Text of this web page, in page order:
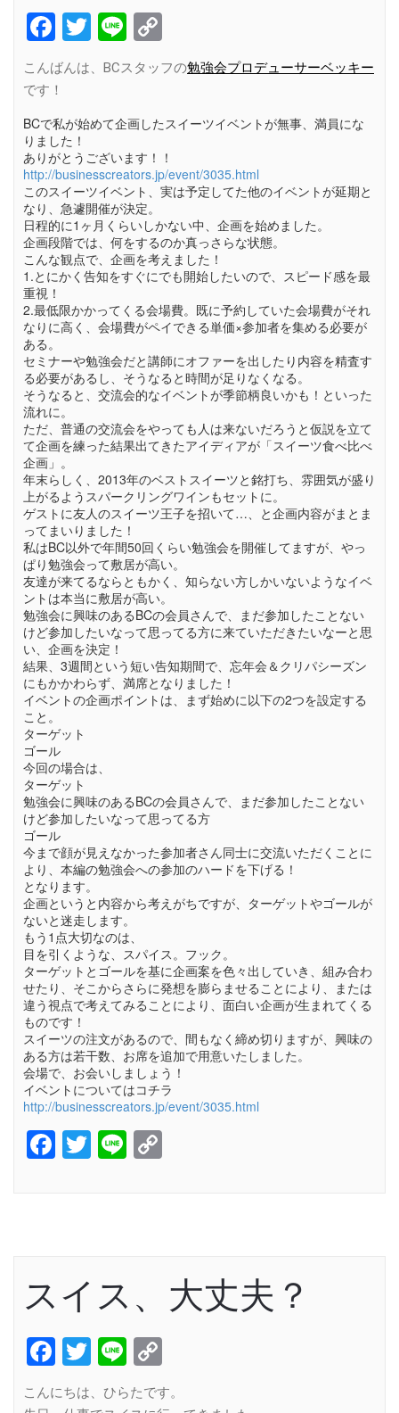
Facebook
Twitter
Line
Link
こんばんは、BCスタッフの勉強会プロデューサーベッキー
です！
BCで私が始めて企画したスイーツイベントが無事、満員にな
りました！
ありがとうございます！！
http://businesscreators.jp/event/3035.html
このスイーツイベント、実は予定してた他のイベントが延期と
なり、急遽開催が決定。
日程的に1ヶ月くらいしかない中、企画を始めました。
企画段階では、何をするのか真っさらな状態。
こんな観点で、企画を考えました！
1.とにかく告知をすぐにでも開始したいので、スピード感を最
重視！
2.最低限かかってくる会場費。既に予約していた会場費がそれ
なりに高く、会場費がペイできる単価×参加者を集める必要が
ある。
セミナーや勉強会だと講師にオファーを出したり内容を精査す
る必要があるし、そうなると時間が足りなくなる。
そうなると、交流会的なイベントが季節柄良いかも！といった
流れに。
ただ、普通の交流会をやっても人は来ないだろうと仮説を立て
て企画を練った結果出てきたアイディアが「スイーツ食べ比べ
企画」。
年末らしく、2013年のベストスイーツと銘打ち、雰囲気が盛り
上がるようスパークリングワインもセットに。
ゲストに友人のスイーツ王子を招いて…、と企画内容がまとま
ってまいりました！
私はBC以外で年間50回くらい勉強会を開催してますが、やっ
ぱり勉強会って敷居が高い。
友達が来てるならともかく、知らない方しかいないようなイベ
ントは本当に敷居が高い。
勉強会に興味のあるBCの会員さんで、まだ参加したことない
けど参加したいなって思ってる方に来ていただきたいなーと思
い、企画を決定！
結果、3週間という短い告知期間で、忘年会＆クリパシーズン
にもかかわらず、満席となりました！
イベントの企画ポイントは、まず始めに以下の2つを設定する
こと。
ターゲット
ゴール
今回の場合は、
ターゲット
勉強会に興味のあるBCの会員さんで、まだ参加したことない
けど参加したいなって思ってる方
ゴール
今まで顔が見えなかった参加者さん同士に交流いただくことに
より、本編の勉強会への参加のハードを下げる！
となります。
企画というと内容から考えがちですが、ターゲットやゴールが
ないと迷走します。
もう1点大切なのは、
目を引くような、スパイス。フック。
ターゲットとゴールを基に企画案を色々出していき、組み合わ
せたり、そこからさらに発想を膨らませることにより、または
違う視点で考えてみることにより、面白い企画が生まれてくる
ものです！
スイーツの注文があるので、間もなく締め切りますが、興味の
ある方は若干数、お席を追加で用意いたしました。
会場で、お会いしましょう！
イベントについてはコチラ
http://businesscreators.jp/event/3035.html
Facebook
Twitter
Line
スイス、大丈夫？
Facebook
Twitter
Line
Link
こんにちは、ひらたです。